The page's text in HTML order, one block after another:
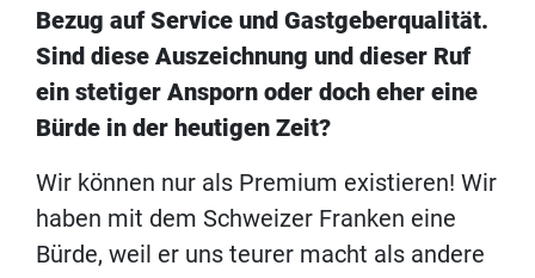
Bezug auf Service und Gastgeberqualität.
Sind diese Auszeichnung und dieser Ruf
ein stetiger Ansporn oder doch eher eine
Bürde in der heutigen Zeit?
Wir können nur als Premium existieren! Wir
haben mit dem Schweizer Franken eine
Bürde, weil er uns teurer macht als andere